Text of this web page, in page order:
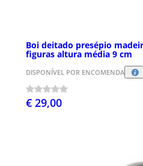
Boi deitado presépio
figuras altura média 9 cm
DISPONÍVEL POR ENCOMENDA
€ 29,00